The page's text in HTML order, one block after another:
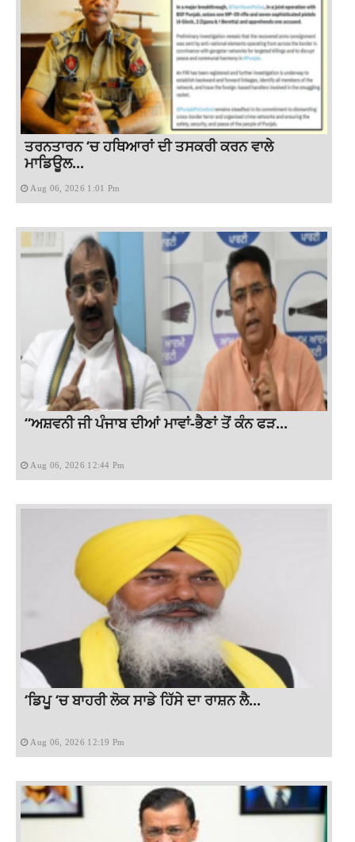
ਤਰਨਤਾਰਨ ‘ਚ ਹਥਿਆਰਾਂ ਦੀ ਤਸਕਰੀ ਕਰਨ ਵਾਲੇ
ਮਾਡਿਊਲ...
Aug 06, 2026 1:01 Pm
“ਅਸ਼ਵਨੀ ਜੀ ਪੰਜਾਬ ਦੀਆਂ ਮਾਵਾਂ-ਭੈਣਾਂ ਤੋਂ ਕੰਨ ਫੜ...
Aug 06, 2026 12:44 Pm
‘ਡਿਪੂ ‘ਚ ਬਾਹਰੀ ਲੋਕ ਸਾਡੇ ਹਿੱਸੇ ਦਾ ਰਾਸ਼ਨ ਲੈ...
Aug 06, 2026 12:19 Pm